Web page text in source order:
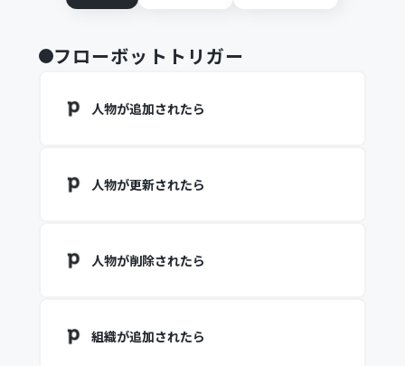
フローボットトリガー
人物が追加されたら
人物が更新されたら
人物が削除されたら
組織が追加されたら